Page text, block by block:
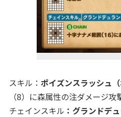
スキル： ポイズンスラッシュ（
（8）に森属性の注ダメージ
チェインスキル ：グランドデ